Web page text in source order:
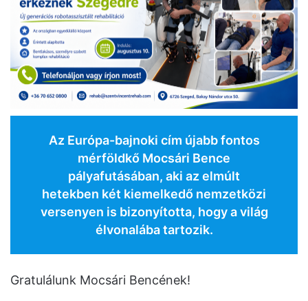
Az Európa-bajnoki cím újabb fontos
mérföldkő Mocsári Bence
pályafutásában, aki az elmúlt
hetekben két kiemelkedő nemzetközi
versenyen is bizonyította, hogy a világ
élvonalába tartozik.
Gratulálunk Mocsári Bencének!